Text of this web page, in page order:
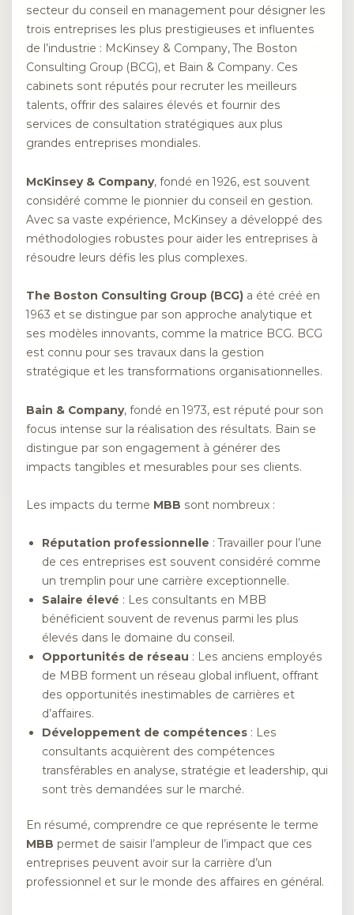
secteur du conseil en management pour désigner les
trois entreprises les plus prestigieuses et influentes
de l’industrie : McKinsey & Company, The Boston
Consulting Group (BCG), et Bain & Company. Ces
cabinets sont réputés pour recruter les meilleurs
talents, offrir des salaires élevés et fournir des
services de consultation stratégiques aux plus
grandes entreprises mondiales.
McKinsey & Company, fondé en 1926, est souvent
considéré comme le pionnier du conseil en gestion.
Avec sa vaste expérience, McKinsey a développé des
méthodologies robustes pour aider les entreprises à
résoudre leurs défis les plus complexes.
The Boston Consulting Group (BCG) a été créé en
1963 et se distingue par son approche analytique et
ses modèles innovants, comme la matrice BCG. BCG
est connu pour ses travaux dans la gestion
stratégique et les transformations organisationnelles.
Bain & Company, fondé en 1973, est réputé pour son
focus intense sur la réalisation des résultats. Bain se
distingue par son engagement à générer des
impacts tangibles et mesurables pour ses clients.
Les impacts du terme MBB sont nombreux :
Réputation professionnelle : Travailler pour l’une
de ces entreprises est souvent considéré comme
un tremplin pour une carrière exceptionnelle.
Salaire élevé : Les consultants en MBB
bénéficient souvent de revenus parmi les plus
élevés dans le domaine du conseil.
Opportunités de réseau : Les anciens employés
de MBB forment un réseau global influent, offrant
des opportunités inestimables de carrières et
d’affaires.
Développement de compétences : Les
consultants acquièrent des compétences
transférables en analyse, stratégie et leadership, qui
sont très demandées sur le marché.
En résumé, comprendre ce que représente le terme
MBB permet de saisir l’ampleur de l’impact que ces
entreprises peuvent avoir sur la carrière d’un
professionnel et sur le monde des affaires en général.